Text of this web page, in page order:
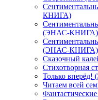
КНИГА)
(ЭНАС-КНИГА)
(ЭНАС-КНИГА)
Сказочный
Стихотворная
Только
Читаем всей